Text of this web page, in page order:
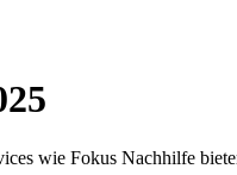
wie Fokus Nachhilfe